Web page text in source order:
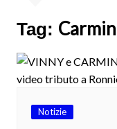
Tag:
Notizie